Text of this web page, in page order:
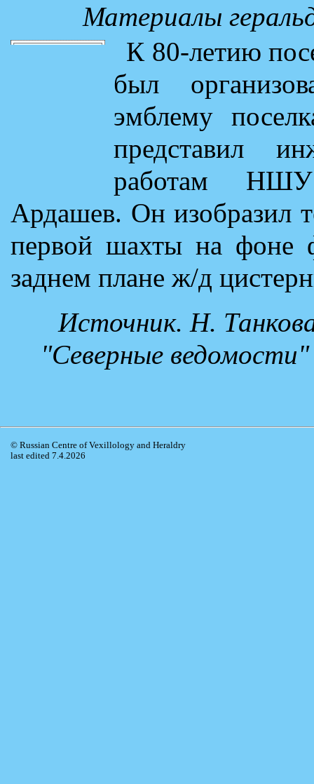
Материалы
К 80-летию
был
эмблему
представил
работам НШУ
Ардашев. Он изобразил
первой шахты на фоне
заднем плане ж/д
Источник. Н.
"Северные
© Russian Centre of Vexillology and Heraldry
last edited 7.4.2026